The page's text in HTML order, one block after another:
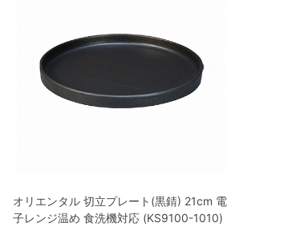
オリエンタル 切立プレート(黒錆) 21cm 電
子レンジ温め 食洗機対応 (KS9100-1010)